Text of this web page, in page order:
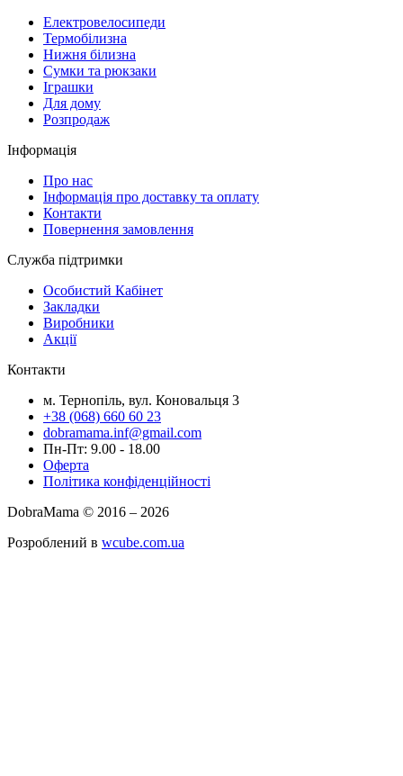
Електровелосипеди
Термобілизна
Нижня білизна
Сумки та рюкзаки
Іграшки
Для дому
Розпродаж
Інформація
Про нас
Інформація про доставку та оплату
Контакти
Повернення замовлення
Служба підтримки
Особистий Кабінет
Закладки
Виробники
Акції
Контакти
м. Тернопіль, вул. Коновальця 3
+38 (068) 660 60 23
dobramama.inf@gmail.com
Пн-Пт: 9.00 - 18.00
Оферта
Політика конфіденційності
DobraMama © 2016 – 2026
Розроблений в wcube.com.ua